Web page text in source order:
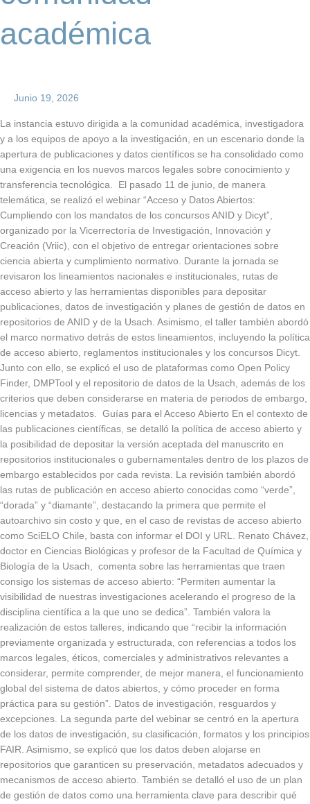
académica
Junio 19, 2026
La instancia estuvo dirigida a la comunidad académica, investigadora
y a los equipos de apoyo a la investigación, en un escenario donde la
apertura de publicaciones y datos científicos se ha consolidado como
una exigencia en los nuevos marcos legales sobre conocimiento y
transferencia tecnológica. El pasado 11 de junio, de manera
telemática, se realizó el webinar “Acceso y Datos Abiertos:
Cumpliendo con los mandatos de los concursos ANID y Dicyt”,
organizado por la Vicerrectoría de Investigación, Innovación y
Creación (Vriic), con el objetivo de entregar orientaciones sobre
ciencia abierta y cumplimiento normativo. Durante la jornada se
revisaron los lineamientos nacionales e institucionales, rutas de
acceso abierto y las herramientas disponibles para depositar
publicaciones, datos de investigación y planes de gestión de datos en
repositorios de ANID y de la Usach. Asimismo, el taller también abordó
el marco normativo detrás de estos lineamientos, incluyendo la política
de acceso abierto, reglamentos institucionales y los concursos Dicyt.
Junto con ello, se explicó el uso de plataformas como Open Policy
Finder, DMPTool y el repositorio de datos de la Usach, además de los
criterios que deben considerarse en materia de periodos de embargo,
licencias y metadatos. Guías para el Acceso Abierto En el contexto de
las publicaciones científicas, se detalló la política de acceso abierto y
la posibilidad de depositar la versión aceptada del manuscrito en
repositorios institucionales o gubernamentales dentro de los plazos de
embargo establecidos por cada revista. La revisión también abordó
las rutas de publicación en acceso abierto conocidas como “verde”,
“dorada” y “diamante”, destacando la primera que permite el
autoarchivo sin costo y que, en el caso de revistas de acceso abierto
como SciELO Chile, basta con informar el DOI y URL. Renato Chávez,
doctor en Ciencias Biológicas y profesor de la Facultad de Química y
Biología de la Usach, comenta sobre las herramientas que traen
consigo los sistemas de acceso abierto: “Permiten aumentar la
visibilidad de nuestras investigaciones acelerando el progreso de la
disciplina científica a la que uno se dedica”. También valora la
realización de estos talleres, indicando que “recibir la información
previamente organizada y estructurada, con referencias a todos los
marcos legales, éticos, comerciales y administrativos relevantes a
considerar, permite comprender, de mejor manera, el funcionamiento
global del sistema de datos abiertos, y cómo proceder en forma
práctica para su gestión”. Datos de investigación, resguardos y
excepciones. La segunda parte del webinar se centró en la apertura
de los datos de investigación, su clasificación, formatos y los principios
FAIR. Asimismo, se explicó que los datos deben alojarse en
repositorios que garanticen su preservación, metadatos adecuados y
mecanismos de acceso abierto. También se detalló el uso de un plan
de gestión de datos como una herramienta clave para describir qué